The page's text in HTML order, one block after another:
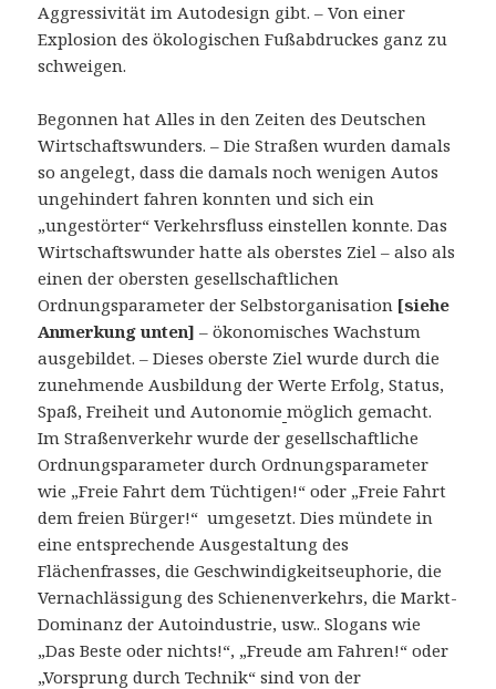
Aggressivität im Autodesign gibt. – Von einer
Explosion des ökologischen Fußabdruckes ganz zu
schweigen.
Begonnen hat Alles in den Zeiten des Deutschen
Wirtschaftswunders. – Die Straßen wurden damals
so angelegt, dass die damals noch wenigen Autos
ungehindert fahren konnten und sich ein
„ungestörter“ Verkehrsfluss einstellen konnte. Das
Wirtschaftswunder hatte als oberstes Ziel – also als
einen der obersten gesellschaftlichen
Ordnungsparameter der Selbstorganisation [siehe
Anmerkung unten] – ökonomisches Wachstum
ausgebildet. – Dieses oberste Ziel wurde durch die
zunehmende Ausbildung der Werte Erfolg, Status,
Spaß, Freiheit und Autonomie möglich gemacht.
Im Straßenverkehr wurde der gesellschaftliche
Ordnungsparameter durch Ordnungsparameter
wie „Freie Fahrt dem Tüchtigen!“ oder „Freie Fahrt
dem freien Bürger!“ umgesetzt. Dies mündete in
eine entsprechende Ausgestaltung des
Flächenfrasses, die Geschwindigkeitseuphorie, die
Vernachlässigung des Schienenverkehrs, die Markt-
Dominanz der Autoindustrie, usw.. Slogans wie
„Das Beste oder nichts!“, „Freude am Fahren!“ oder
„Vorsprung durch Technik“ sind von der